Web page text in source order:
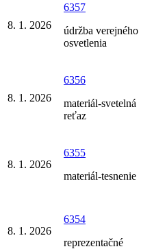
8. 1. 2026
6357
údržba verejného
osvetlenia
8. 1. 2026
6356
materiál-svetelná
reťaz
8. 1. 2026
6355
materiál-tesnenie
8. 1. 2026
6354
reprezentačné